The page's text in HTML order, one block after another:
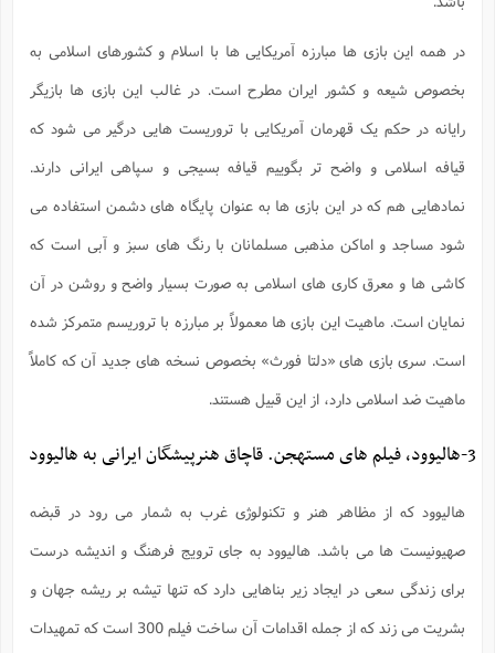
در همه این بازی ها مبارزه آمریکایی ها با اسلام و کشورهای اسلامی به
بخصوص شیعه و کشور ایران مطرح است. در غالب این بازی ها بازیگر
رایانه در حکم یک قهرمان آمریکایی با تروریست هایی درگیر می شود که
قیافه اسلامی و واضح تر بگوییم قیافه بسیجی و سپاهی ایرانی دارند.
نمادهایی هم که در این بازی ها به عنوان پایگاه های دشمن استفاده می
شود مساجد و اماکن مذهبی مسلمانان با رنگ های سبز و آبی است که
کاشی ها و معرق کاری های اسلامی به صورت بسیار واضح و روشن در آن
نمایان است. ماهیت این بازی ها معمولاً بر مبارزه با تروریسم متمرکز شده
است. سری بازی های «دلتا فورث» بخصوص نسخه های جدید آن که کاملاً
ماهیت ضد اسلامی دارد، از این قبیل هستند.
3-هالیوود، فیلم های مستهجن. قاچاق هنرپیشگان ایرانی به هالیوود
هالیوود که از مظاهر هنر و تکنولوژی غرب به شمار می رود در قبضه
صهیونیست ها می باشد. هالیوود به جای ترویج فرهنگ و اندیشه درست
برای زندگی سعی در ایجاد زیر بناهایی دارد که تنها تیشه بر ریشه جهان و
بشریت می زند که از جمله اقدامات آن ساخت فیلم 300 است که تمهیدات